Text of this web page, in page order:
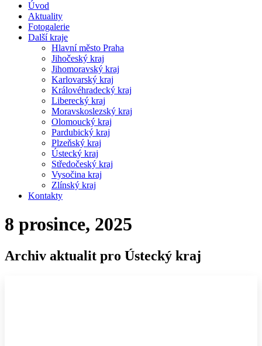
Úvod
Aktuality
Fotogalerie
Další kraje
Hlavní město Praha
Jihočeský kraj
Jihomoravský kraj
Karlovarský kraj
Královéhradecký kraj
Liberecký kraj
Moravskoslezský kraj
Olomoucký kraj
Pardubický kraj
Plzeňský kraj
Ústecký kraj
Středočeský kraj
Vysočina kraj
Zlínský kraj
Kontakty
8 prosince, 2025
Archiv aktualit pro Ústecký kraj